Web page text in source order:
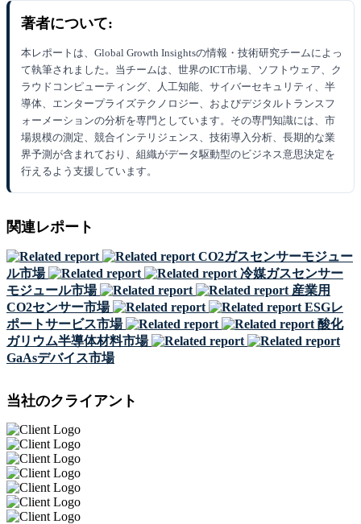
著者について:
本レポートは、Global Growth Insightsの情報・技術研究チームによっ
て執筆されました。当チームは、世界のICT市場、ソフトウェア、ク
ラウドコンピューティング、人工知能、サイバーセキュリティ、半
導体、エンタープライズテクノロジー、およびデジタルトランスフ
ォーメーションの分析を専門としています。その専門知識には、市
場規模の測定、競合インテリジェンス、技術導入分析、長期的な業
界予測が含まれており、組織がデータ駆動型のビジネス意思決定を
行えるよう支援しています。
関連レポート
CO2ガスセンサーモジュー
ル市場
冷媒ガスセンサー
モジュール市場
産業用
CO2センサー市場
ESGレ
ポートサービス市場
酸化
ガリウム半導体材料市場
GaAsデバイス市場
当社のクライアント